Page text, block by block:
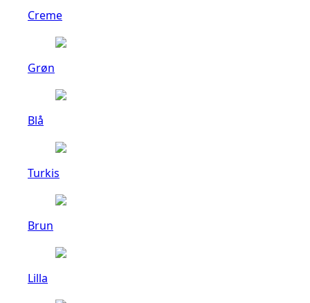
Creme
Grøn
Blå
Turkis
Brun
Lilla